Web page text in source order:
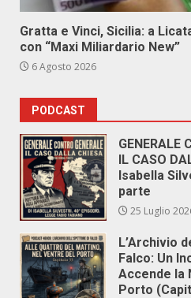
Gratta e Vinci, Sicilia: a
con “Maxi Miliardario New”
6 Agosto 2026
PODCAST
GENERALE
IL CASO
Isabella
parte
25 Luglio
L’Archivio
Falco: Un
Accende la
Porto